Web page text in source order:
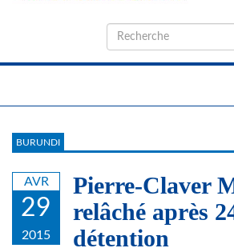
Formulaire
de
BURUNDI
AVR
29
2015
Pierre-Claver
relâché après
détention